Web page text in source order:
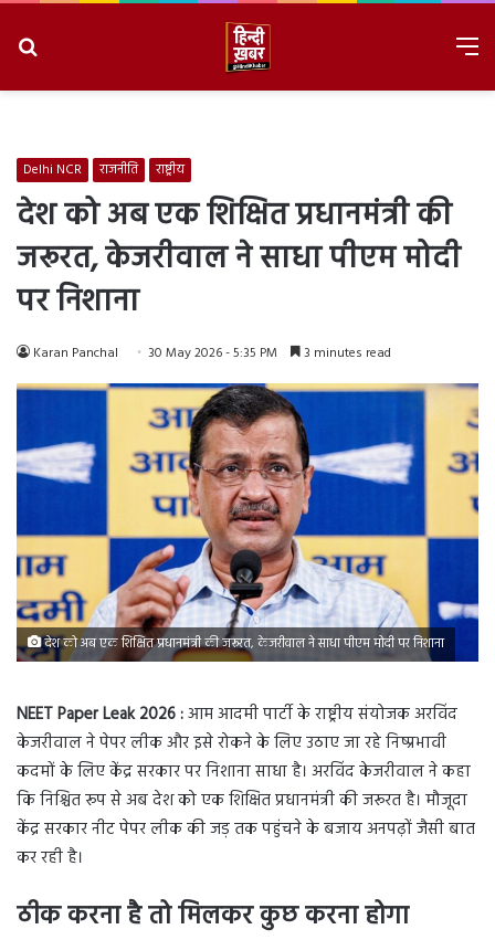
Delhi NCR राजनीति राष्ट्रीय
देश को अब एक शिक्षित प्रधानमंत्री की
जरूरत, केजरीवाल ने साधा पीएम मोदी
पर निशाना
Karan Panchal 30 May 2026 - 5:35 PM 3 minutes read
देश को अब एक शिक्षित प्रधानमंत्री की जरूरत, केजरीवाल ने साधा पीएम मोदी पर निशाना
NEET Paper Leak 2026 :आम आदमी पार्टी के राष्ट्रीय संयोजक अरविंद
केजरीवाल ने पेपर लीक और इसे रोकने के लिए उठाए जा रहे निष्प्रभावी
कदमों के लिए केंद्र सरकार पर निशाना साधा है। अरविंद केजरीवाल ने कहा
कि निश्चित रूप से अब देश को एक शिक्षित प्रधानमंत्री की जरूरत है। मौजूदा
केंद्र सरकार नीट पेपर लीक की जड़ तक पहुंचने के बजाय अनपढ़ों जैसी बात
कर रही है।
ठीक करना है तो मिलकर कुछ करना होगा